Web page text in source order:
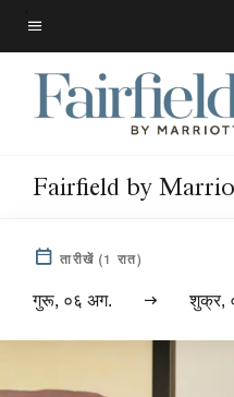
Skip
to
main
content
मेन्यू टेक्स्ट
Fairfield by
तारीखें (1 रात)
गुरू, ०६ अग. शुक्र,